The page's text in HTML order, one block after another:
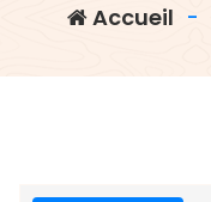
Accueil -